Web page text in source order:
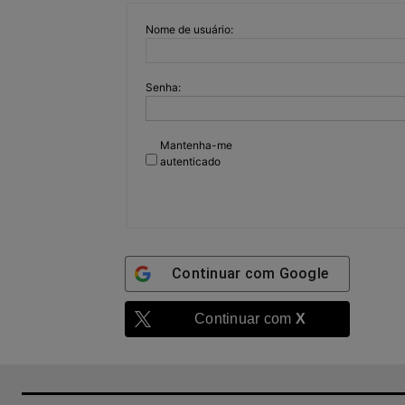
Nome de usuário:
Senha:
Mantenha-me
autenticado
Continuar com Google
Continuar com X